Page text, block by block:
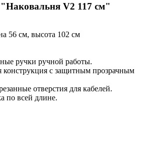
V2 117 см"
56 см, высота 102 см
ручки ручной работы.
конструкция с защитным прозрачным
отверстия для кабелей.
по всей длине.